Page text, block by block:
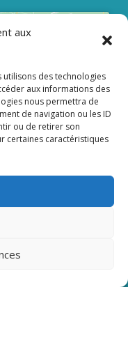
aux
utilisons des technologies
aux informations des
nous permettra de
de navigation ou les ID
ou de retirer son
certaines caractéristiques
cookies
contenu